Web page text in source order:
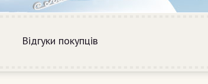
Відгуки покупців